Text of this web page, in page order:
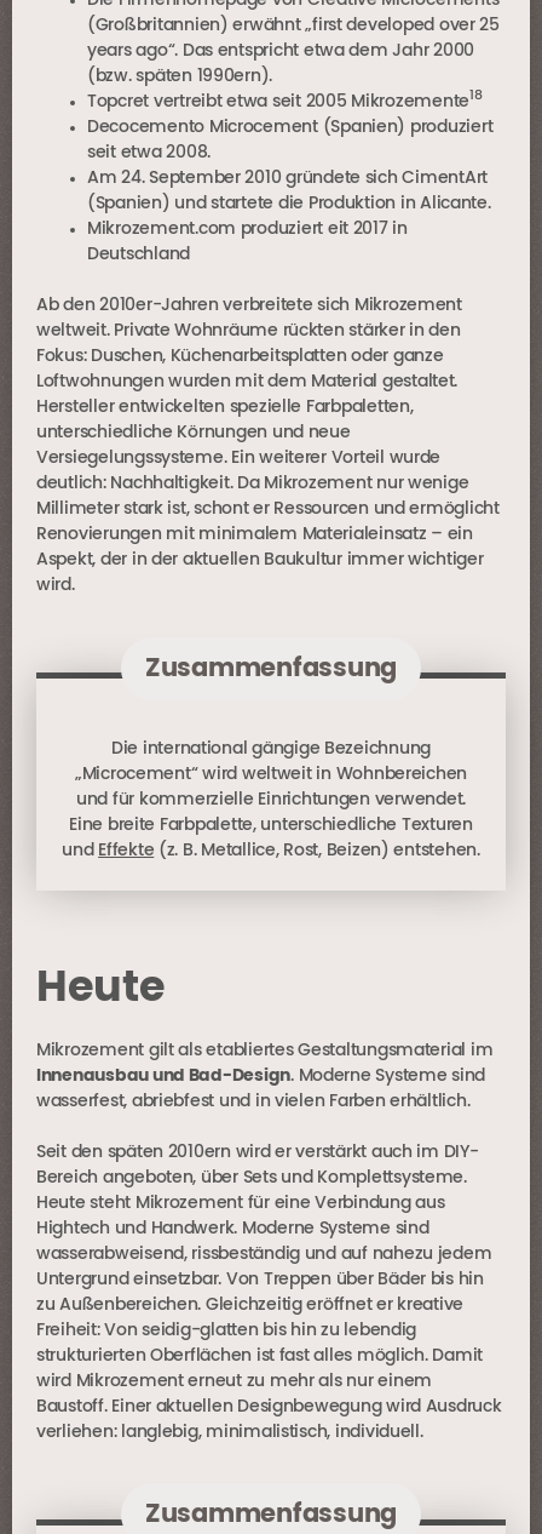
(Großbritannien) erwähnt „first developed over 25
years ago“. Das entspricht etwa dem Jahr 2000
(bzw. späten 1990ern).
Topcret vertreibt etwa seit 2005 Mikrozemente 18
Decocemento Microcement (Spanien) produziert
seit etwa 2008.
Am 24. September 2010 gründete sich CimentArt
(Spanien) und startete die Produktion in Alicante.
Mikrozement.com produziert eit 2017 in
Deutschland
Ab den 2010er-Jahren verbreitete sich Mikrozement
weltweit. Private Wohnräume rückten stärker in den
Fokus: Duschen, Küchenarbeitsplatten oder ganze
Loftwohnungen wurden mit dem Material gestaltet.
Hersteller entwickelten spezielle Farbpaletten,
unterschiedliche Körnungen und neue
Versiegelungssysteme. Ein weiterer Vorteil wurde
deutlich: Nachhaltigkeit. Da Mikrozement nur wenige
Millimeter stark ist, schont er Ressourcen und ermöglicht
Renovierungen mit minimalem Materialeinsatz – ein
Aspekt, der in der aktuellen Baukultur immer wichtiger
wird.
Zusammenfassung
Die international gängige Bezeichnung
„Microcement“ wird weltweit in Wohnbereichen
und für kommerzielle Einrichtungen verwendet.
Eine breite Farbpalette, unterschiedliche Texturen
und Effekte (z. B. Metallice, Rost, Beizen) entstehen.
Heute
Mikrozement gilt als etabliertes Gestaltungsmaterial im
Innenausbau und Bad-Design. Moderne Systeme sind
wasserfest, abriebfest und in vielen Farben erhältlich.
Seit den späten 2010ern wird er verstärkt auch im DIY-
Bereich angeboten, über Sets und Komplettsysteme.
Heute steht Mikrozement für eine Verbindung aus
Hightech und Handwerk. Moderne Systeme sind
wasserabweisend, rissbeständig und auf nahezu jedem
Untergrund einsetzbar. Von Treppen über Bäder bis hin
zu Außenbereichen. Gleichzeitig eröffnet er kreative
Freiheit: Von seidig-glatten bis hin zu lebendig
strukturierten Oberflächen ist fast alles möglich. Damit
wird Mikrozement erneut zu mehr als nur einem
Baustoff. Einer aktuellen Designbewegung wird Ausdruck
verliehen: langlebig, minimalistisch, individuell.
Zusammenfassung